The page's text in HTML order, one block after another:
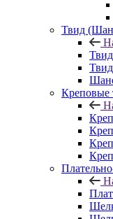
Твид
Креповые